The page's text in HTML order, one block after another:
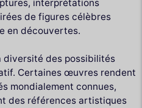
interprétations
de figures célèbres
en découvertes.
diversité des possibilités
Certaines œuvres rendent
mondialement connues,
des références artistiques